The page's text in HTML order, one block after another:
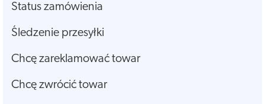
Status zamówienia
Śledzenie przesyłki
Chcę zareklamować towar
Chcę zwrócić towar